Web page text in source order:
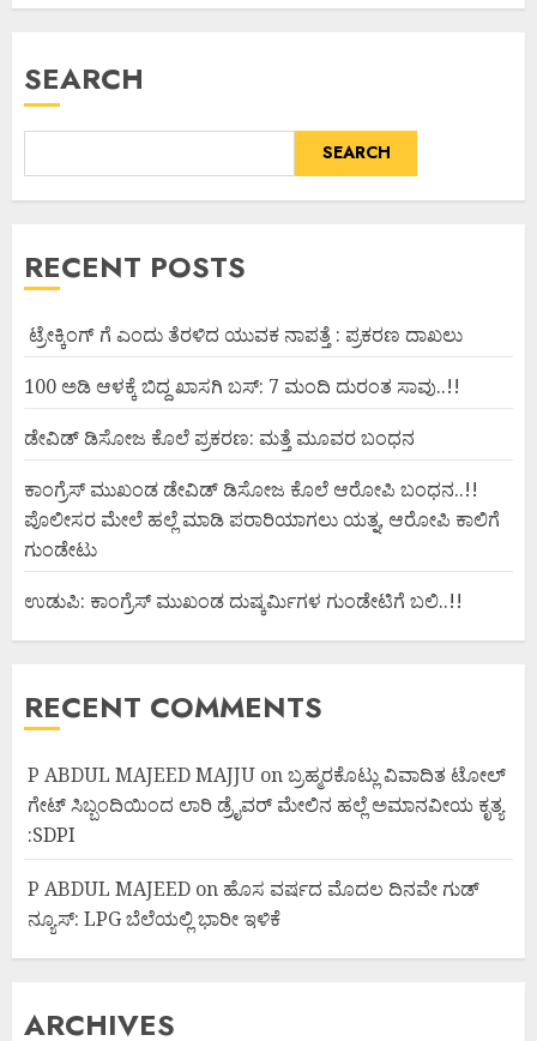
SEARCH
SEARCH
RECENT POSTS
ಟ್ರೇಕ್ಕಿಂಗ್ ಗೆ ಎಂದು ತೆರಳಿದ ಯುವಕ ನಾಪತ್ತೆ : ಪ್ರಕರಣ ದಾಖಲು
100 ಅಡಿ ಆಳಕ್ಕೆ ಬಿದ್ದ ಖಾಸಗಿ ಬಸ್: 7 ಮಂದಿ ದುರಂತ ಸಾವು..!!
ಡೇವಿಡ್ ಡಿಸೋಜ ಕೊಲೆ ಪ್ರಕರಣ: ಮತ್ತೆ ಮೂವರ ಬಂಧನ
ಕಾಂಗ್ರೆಸ್ ಮುಖಂಡ ಡೇವಿಡ್ ಡಿಸೋಜ ಕೊಲೆ ಆರೋಪಿ ಬಂಧನ..!!
ಪೊಲೀಸರ ಮೇಲೆ ಹಲ್ಲೆ ಮಾಡಿ ಪರಾರಿಯಾಗಲು ಯತ್ನ, ಆರೋಪಿ ಕಾಲಿಗೆ
ಗುಂಡೇಟು
ಉಡುಪಿ: ಕಾಂಗ್ರೆಸ್ ಮುಖಂಡ ದುಷ್ಕರ್ಮಿಗಳ ಗುಂಡೇಟಿಗೆ ಬಲಿ..!!
RECENT COMMENTS
P ABDUL MAJEED MAJJU onಬ್ರಹ್ಮರಕೊಟ್ಲು ವಿವಾದಿತ ಟೋಲ್
ಗೇಟ್ ಸಿಬ್ಬಂದಿಯಿಂದ ಲಾರಿ ಡ್ರೈವರ್ ಮೇಲಿನ ಹಲ್ಲೆ ಅಮಾನವೀಯ ಕೃತ್ಯ
:SDPI
P ABDUL MAJEED on ಹೊಸ ವರ್ಷದ ಮೊದಲ ದಿನವೇ ಗುಡ್
ನ್ಯೂಸ್: LPG ಬೆಲೆಯಲ್ಲಿ ಭಾರೀ ಇಳಿಕೆ
ARCHIVES